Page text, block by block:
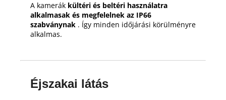
A kamerák kültéri és beltéri használatra
alkalmasak és megfelelnek az IP66
szabványnak . Így minden időjárási körülményre
alkalmas.
Éjszakai látás